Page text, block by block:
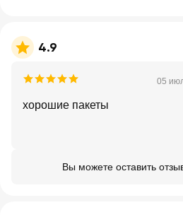
4.9
05
хорошие пакеты
Вы можете оставить